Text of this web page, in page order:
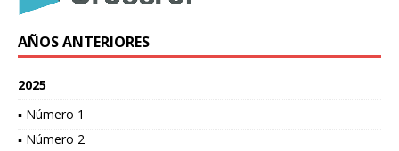
AÑOS ANTERIORES
2025
▪ Número 1
▪ Número 2